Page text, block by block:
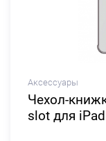
Аксессуары
Чехол-
slot для